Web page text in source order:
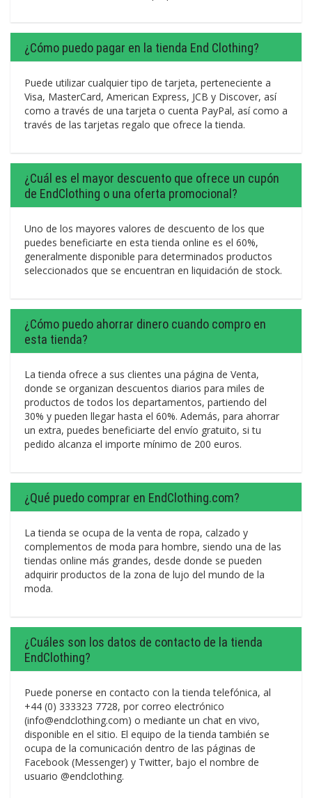
¿Cómo puedo pagar en la tienda End Clothing?
Puede utilizar cualquier tipo de tarjeta, perteneciente a
Visa, MasterCard, American Express, JCB y Discover, así
como a través de una tarjeta o cuenta PayPal, así como a
través de las tarjetas regalo que ofrece la tienda.
¿Cuál es el mayor descuento que ofrece un cupón
de EndClothing o una oferta promocional?
Uno de los mayores valores de descuento de los que
puedes beneficiarte en esta tienda online es el 60%,
generalmente disponible para determinados productos
seleccionados que se encuentran en liquidación de stock.
¿Cómo puedo ahorrar dinero cuando compro en
esta tienda?
La tienda ofrece a sus clientes una página de Venta,
donde se organizan descuentos diarios para miles de
productos de todos los departamentos, partiendo del
30% y pueden llegar hasta el 60%. Además, para ahorrar
un extra, puedes beneficiarte del envío gratuito, si tu
pedido alcanza el importe mínimo de 200 euros.
¿Qué puedo comprar en EndClothing.com?
La tienda se ocupa de la venta de ropa, calzado y
complementos de moda para hombre, siendo una de las
tiendas online más grandes, desde donde se pueden
adquirir productos de la zona de lujo del mundo de la
moda.
¿Cuáles son los datos de contacto de la tienda
EndClothing?
Puede ponerse en contacto con la tienda telefónica, al
+44 (0) 333323 7728, por correo electrónico
(info@endclothing.com) o mediante un chat en vivo,
disponible en el sitio. El equipo de la tienda también se
ocupa de la comunicación dentro de las páginas de
Facebook (Messenger) y Twitter, bajo el nombre de
usuario @endclothing.